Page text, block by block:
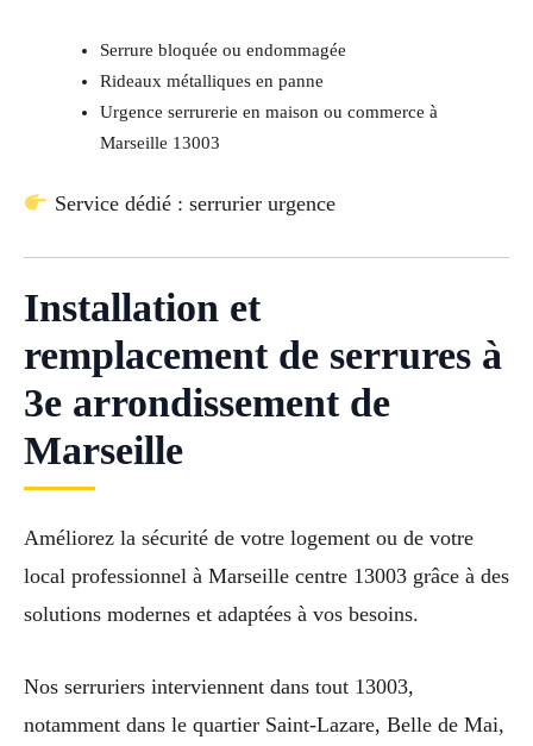
Serrure bloquée ou endommagée
Rideaux métalliques en panne
Urgence serrurerie en maison ou commerce à
Marseille 13003
Service dédié : serrurier urgence
Installation et
remplacement de serrures à
3e arrondissement de
Marseille
Améliorez la sécurité de votre logement ou de votre
local professionnel à Marseille centre 13003 grâce à des
solutions modernes et adaptées à vos besoins.
Nos serruriers interviennent dans tout 13003,
notamment dans le quartier Saint-Lazare, Belle de Mai,